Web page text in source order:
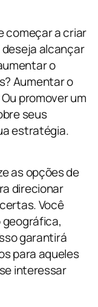
começar a criar
alcançar
o
Aumentar o
promover um
seus
estratégia.
as opções de
direcionar
Você
garantirá
para aqueles
interessar